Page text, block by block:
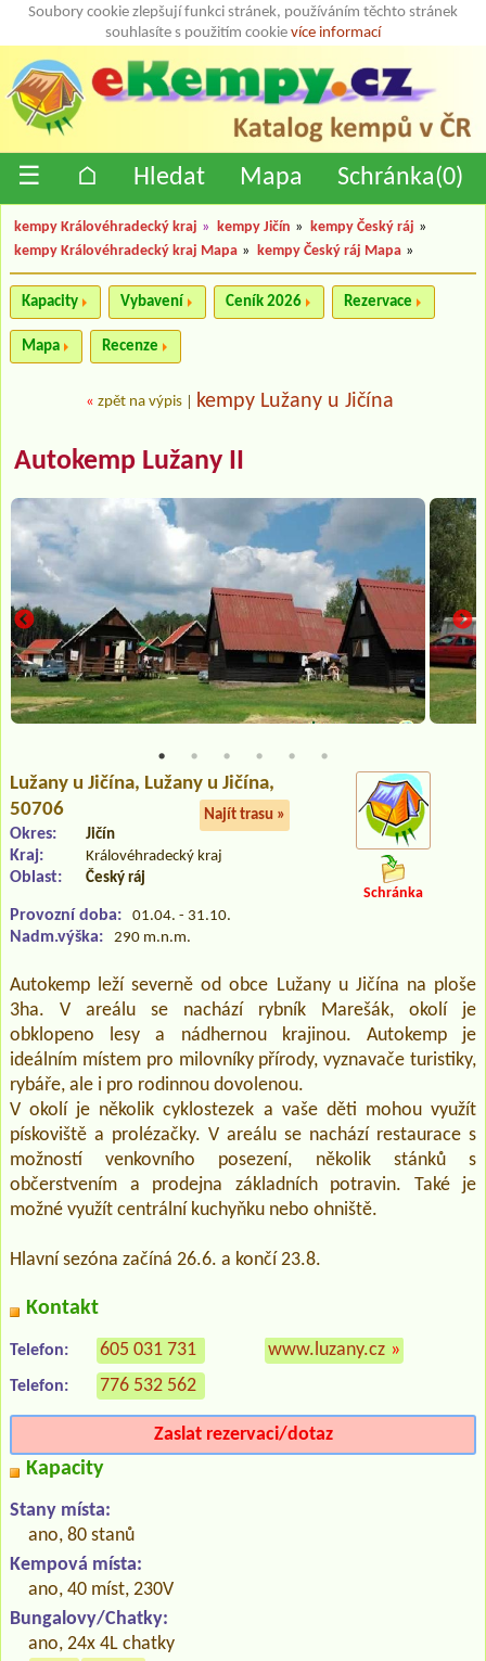
Soubory cookie zlepšují funkci stránek, používáním těchto stránek
souhlasíte s použitím cookie více informací
☰ ⌂ Hledat Mapa Schránka(0)
kempy Královéhradecký kraj » kempy Jičín » kempy Český ráj »
kempy Královéhradecký kraj Mapa » kempy Český ráj Mapa »
Kapacity Vybavení Ceník 2026 Rezervace
Mapa Recenze
« zpět na výpis kempy Lužany u Jičína
Autokemp Lužany II
Lužany u Jičína, Lužany u Jičína,
50706
Najít trasu »
Okres: Jičín
Kraj: Královéhradecký kraj
Oblast: Český ráj
Provozní doba: 01.04. - 31.10.
Nadm.výška: 290 m.n.m.
Schránka
Autokemp leží severně od obce Lužany u Jičína na ploše
3ha. V areálu se nachází rybník Marešák, okolí je
obklopeno lesy a nádhernou krajinou. Autokemp je
ideálním místem pro milovníky přírody, vyznavače turistiky,
rybáře, ale i pro rodinnou dovolenou.
V okolí je několik cyklostezek a vaše děti mohou využít
pískoviště a prolézačky. V areálu se nachází restaurace s
možností venkovního posezení, několik stánků s
občerstvením a prodejna základních potravin. Také je
možné využít centrální kuchyňku nebo ohniště.
Hlavní sezóna začíná 26.6. a končí 23.8.
Kontakt
Telefon: 605 031 731
Telefon: 776 532 562
www.luzany.cz »
Zaslat rezervaci/dotaz
Kapacity
Stany místa:
ano, 80 stanů
Kempová místa:
ano, 40 míst, 230V
Bungalovy/Chatky:
ano, 24x 4L chatky